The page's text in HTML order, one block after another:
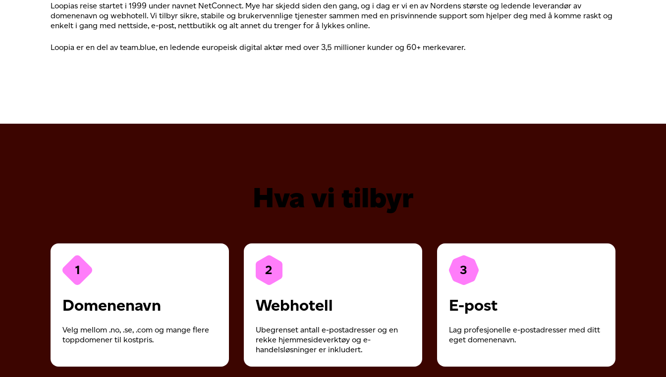
Loopias reise startet i 1999 under navnet NetConnect. Mye har skjedd siden den gang, og i dag er vi en av Nordens største og ledende leverandør av
domenenavn og webhotell. Vi tilbyr sikre, stabile og brukervennlige tjenester sammen med en prisvinnende support som hjelper deg med å komme raskt og
enkelt i gang med nettside, e-post, nettbutikk og alt annet du trenger for å lykkes online.
Loopia er en del av team.blue, en ledende europeisk digital aktør med over 3,5 millioner kunder og 60+ merkevarer.
Hva vi tilbyr
1
Domenenavn
Velg mellom .no, .se, .com og mange flere
toppdomener til kostpris.
2
Webhotell
Ubegrenset antall e-postadresser og en
rekke hjemmesideverktøy og e-
handelsløsninger er inkludert.
3
E-post
Lag profesjonelle e-postadresser med ditt
eget domenenavn.